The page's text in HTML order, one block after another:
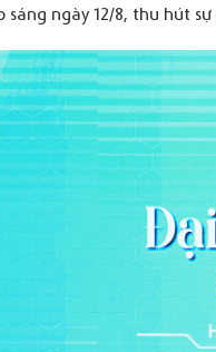
sáng ngày 12/8, thu hút